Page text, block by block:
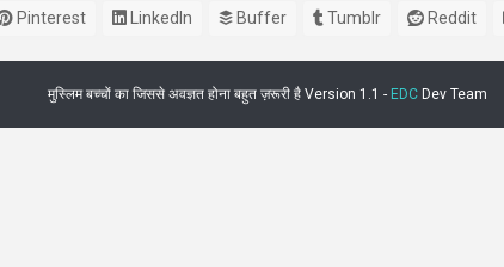
Pinterest LinkedIn Buffer Tumblr Reddit
मुस्लिम बच्चों का जिससे अवज्ञत होना बहुत ज़रूरी है Version 1.1 - EDC Dev Team